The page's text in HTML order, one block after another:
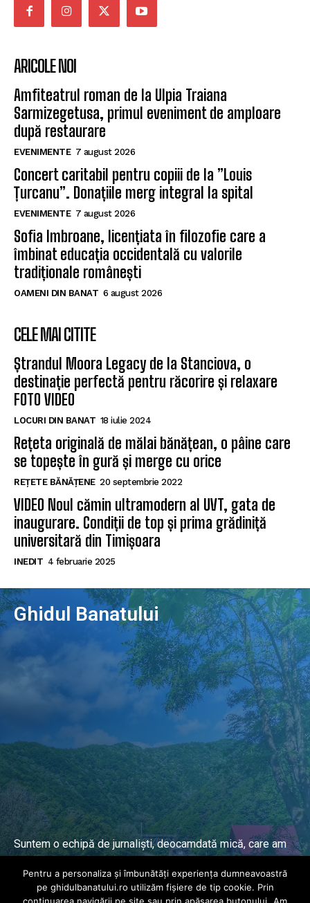
ARICOLE NOI
Amfiteatrul roman de la Ulpia Traiana
Sarmizegetusa, primul eveniment de amploare
după restaurare
EVENIMENTE 7 august 2026
Concert caritabil pentru copiii de la ”Louis
Țurcanu”. Donațiile merg integral la spital
EVENIMENTE 7 august 2026
Sofia Imbroane, licențiata în filozofie care a
îmbinat educația occidentală cu valorile
tradiționale românești
OAMENI DIN BANAT 6 august 2026
CELE MAI CITITE
Ștrandul Moora Legacy de la Stanciova, o
destinație perfectă pentru răcorire și relaxare
FOTO VIDEO
LOCURI DIN BANAT 18 iulie 2024
Rețeta originală de mălai bănățean, o pâine care
se topește în gură și merge cu orice
REȚETE BĂNĂȚENE 20 septembrie 2022
VIDEO Noul cămin ultramodern al UVT, gata de
inaugurare. Condiții de top și prima grădiniță
universitară din Timișoara
INEDIT 4 februarie 2025
Ghidul Banatului
Suntem o echipă de jurnaliști, deocamdată mică, care am
lucrat și lucrăm în presa locală și națională de mai mulți
ani.
Pentru a personaliza și îmbunătăți experiența dumneavoastră
pe ghidulbanatului.ro utilizăm fișiere de tip cookie. Prin